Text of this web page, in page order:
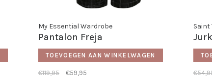
My Essential Wardrobe
Pantalon Freja
TOEVOEGEN AAN WINKELWAGEN
€119,95
€59,95
Saint